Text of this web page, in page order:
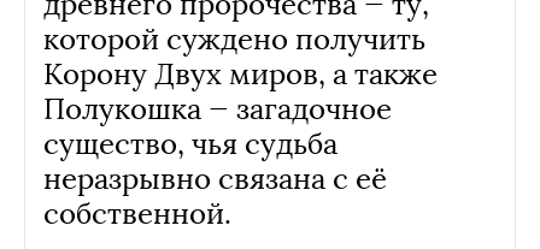
которой суждено получить
Корону Двух миров, а также
Полукошка — загадочное
существо, чья судьба
неразрывно связана с её
собственной.